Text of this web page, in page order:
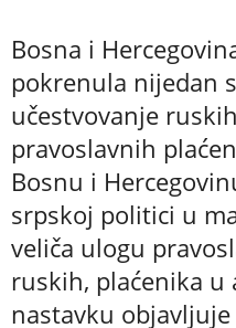
Bosna i
pokrenula nijedan
učestvovanje
pravoslavnih
Bosnu i
srpskoj politici u
veliča ulogu
ruskih, plaćenika u
nastavku